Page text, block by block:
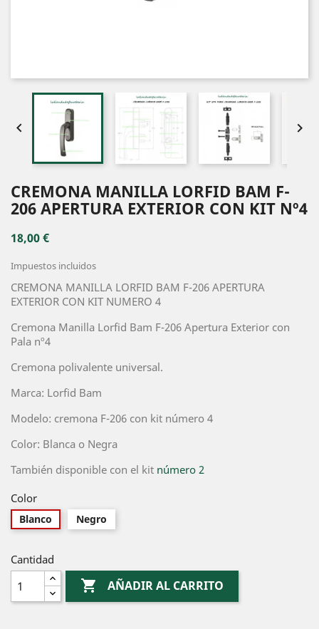
 
CREMONA MANILLA LORFID BAM F-
206 APERTURA EXTERIOR CON KIT Nº4
18,00 €
Impuestos incluidos
CREMONA MANILLA LORFID BAM F-206 APERTURA
EXTERIOR CON KIT NUMERO 4
Cremona Manilla Lorfid Bam F-206 Apertura Exterior con
Pala nº4
Cremona polivalente universal.
Marca: Lorfid Bam
Modelo: cremona F-206 con kit número 4
Color: Blanca o Negra
También disponible con el kit número 2
Color
Blanco Negro
Cantidad
 AÑADIR AL CARRITO